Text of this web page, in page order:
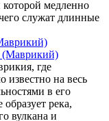
медленно
служат длинные
где
известно на весь
в его
река,
вулкана и